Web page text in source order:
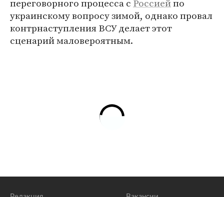
переговорного процесса с Россиейпо
украинскому вопросу зимой, однако провал
контрнаступления ВСУ делает этот
сценарий маловероятным.